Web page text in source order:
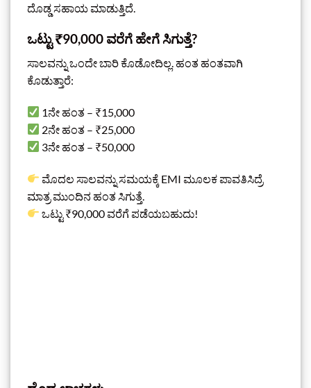
ದೊಡ್ಡ ಸಹಾಯ ಮಾಡುತ್ತಿದೆ.
ಒಟ್ಟು ₹90,000 ವರೆಗೆ ಹೇಗೆ ಸಿಗುತ್ತೆ?
ಸಾಲವನ್ನು ಒಂದೇ ಬಾರಿ ಕೊಡೋದಿಲ್ಲ. ಹಂತ ಹಂತವಾಗಿ
ಕೊಡುತ್ತಾರೆ:
1ನೇ ಹಂತ – ₹15,000
2ನೇ ಹಂತ – ₹25,000
3ನೇ ಹಂತ – ₹50,000
ಮೊದಲ ಸಾಲವನ್ನು ಸಮಯಕ್ಕೆ EMI ಮೂಲಕ ಪಾವತಿಸಿದ್ರೆ
ಮಾತ್ರ ಮುಂದಿನ ಹಂತ ಸಿಗುತ್ತೆ.
ಒಟ್ಟು ₹90,000 ವರೆಗೆ ಪಡೆಯಬಹುದು!